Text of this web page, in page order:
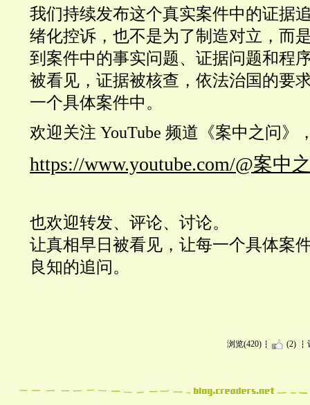
我们持续发布这个真实案件中的证据
绪化控诉，也不是为了制造对立，而
到案件中的事实问题、证据问题和程
被看见，证据被核查，依法治国的要
一个具体案件中。
欢迎关注 YouTube 频道《案中之问》
https://www.youtube.com/@案中
也欢迎转发、评论、讨论。
让真相早日被看见，让每一个具体案
良知的追问。
浏览(420) (2)